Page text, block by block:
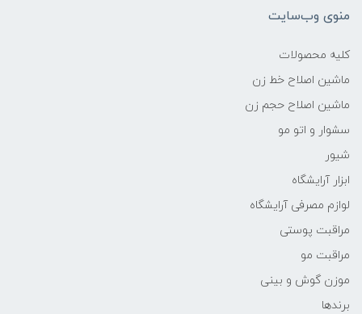
منوی وب‌سایت
کلیه محصولات
ماشین اصلاح خط زن
ماشین اصلاح حجم زن
سشوار و اتو مو
شیور
ابزار آرایشگاه
لوازم مصرفی آرایشگاه
مراقبت پوستی
مراقبت مو
موزن گوش و بینی
برندها